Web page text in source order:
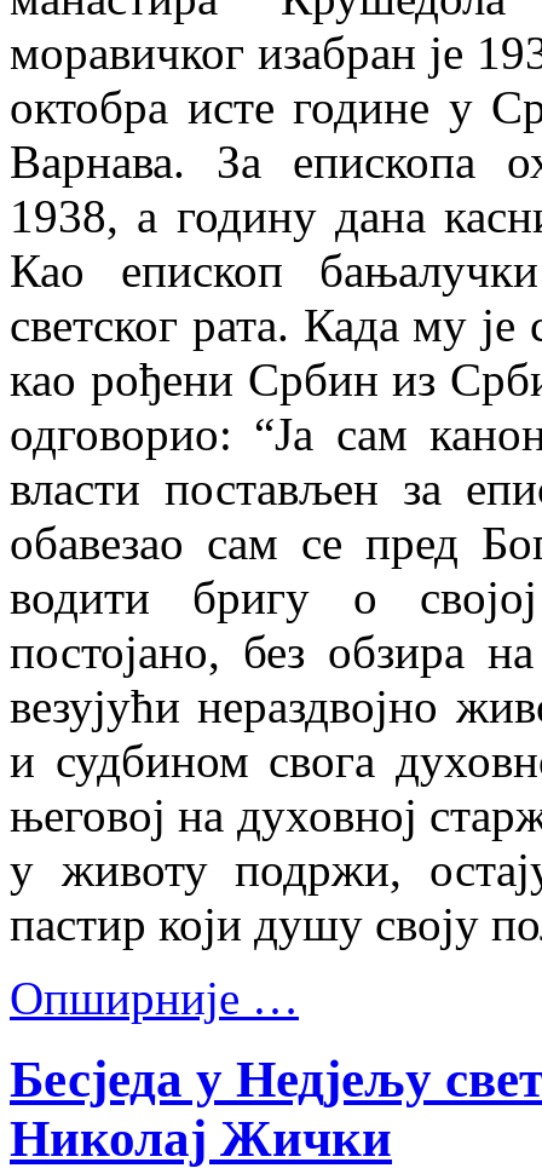
моравичког изабран је
октобра исте године у
Варнава. За епископа
1938, а годину дана
Као епископ
светског рата. Када му
као рођени Србин из
одговорио: “Ја сам
власти постављен за
обавезао сам се пред
водити бригу о
постојано, без обзира
везујући нераздвојно
и судбином свога
његовој на духовној
у животу подржи,
пастир који душу своју
Опширније …
Бесједа у Недјељу
Николај Жички